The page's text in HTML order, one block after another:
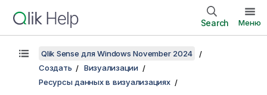
Search Меню
Qlik Sense для Windows November 2024
Создать
Визуализации
Ресурсы данных в визуализациях